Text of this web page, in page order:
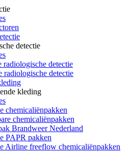
detectie
radiologische detectie
radiologische detectie
kleding
chemicaliënpakken
chemicaliënpakken
Brandweer Nederland
PAPR pakken
Airline freeflow chemicaliënpakken